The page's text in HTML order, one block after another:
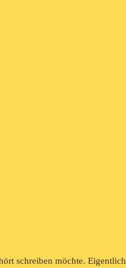
schreiben möchte. Eigentlich